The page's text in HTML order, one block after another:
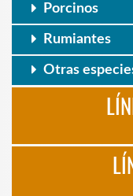
Porcinos
Rumiantes
Otras